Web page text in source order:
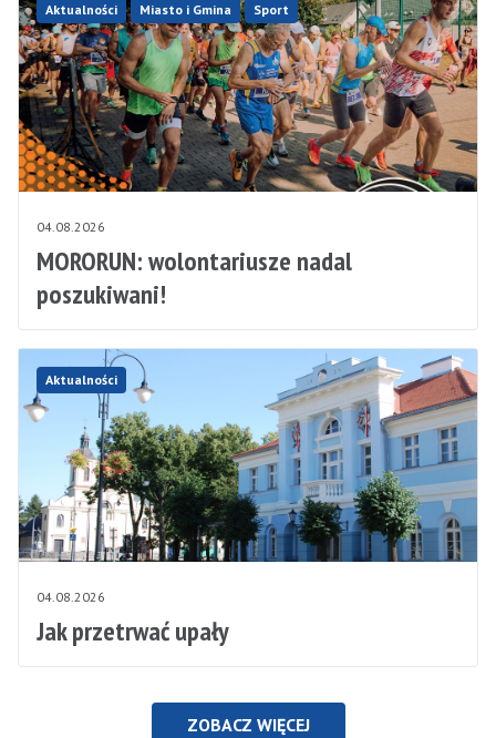
Aktualności Miasto i Gmina Sport
04.08.2026
MORORUN: wolontariusze nadal
poszukiwani!
Aktualności
04.08.2026
Jak przetrwać upały
ZOBACZ WIĘCEJ